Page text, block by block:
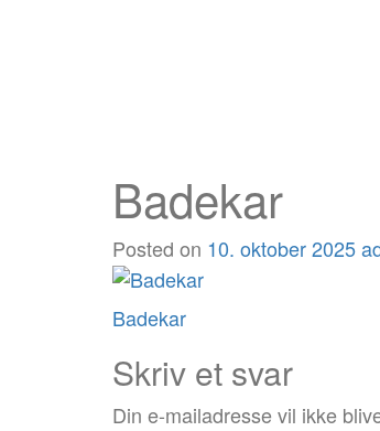
Badekar
Posted on 10. oktober 2025
Post
navigation
Badekar
Skriv et svar
Din e-mailadresse vil ikke